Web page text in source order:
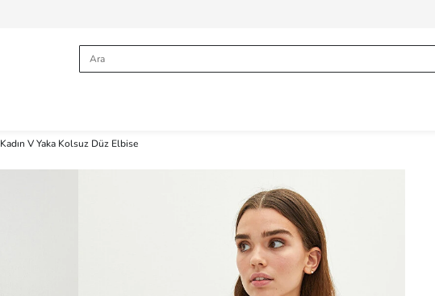
Kadın V Yaka Kolsuz Düz Elbise